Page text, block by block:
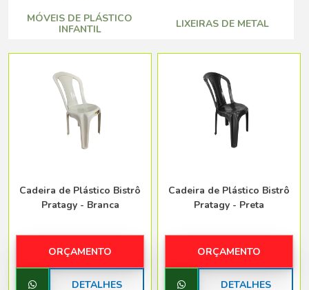
MÓVEIS DE PLÁSTICO
INFANTIL
LIXEIRAS DE METAL
Cadeira de Plástico Bistrô
Pratagy - Branca
ORÇAMENTO
DETALHES
Cadeira de Plástico Bistrô
Pratagy - Preta
ORÇAMENTO
DETALHES